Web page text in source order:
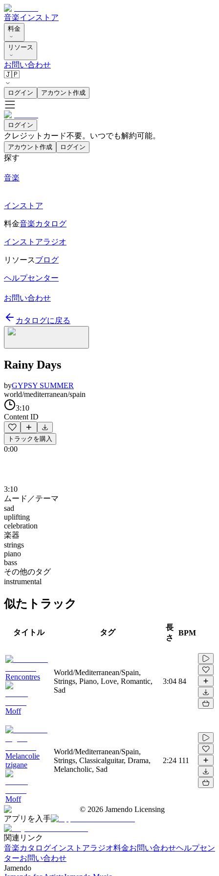
音楽インストア
料金
リソース
お問い合わせ
🇯🇵
ログイン アカウント作成
ログイン
クレジットカード不要。いつでも解約可能。
アカウント作成 ログイン
探す
音楽
インストア
料金音楽カタログ
インストアラジオ
リソースブログ
ヘルプセンター
お問い合わせ
カタログに戻る
Rainy Days
byGYPSY SUMMER
world/mediterranean/spain
3:10
Content ID
トラックを購入
0:00
3:10
ムード／テーマ
sad
uplifting
celebration
楽器
strings
piano
bass
その他のタグ
instrumental
似たトラック
タイトル タグ
長
さ
BPM
Rencontres
Moff
World/Mediterranean/Spain,
Strings, Piano, Love, Romantic,
Sad
3:04 84
Melancolie
tzigane
Moff
World/Mediterranean/Spain,
Strings, Classicalguitar, Drama,
Melancholic, Sad
2:24 111
© 2026 Jamendo Licensing
アプリを入手
関連リンク
音楽カタログインストアラジオ料金お問い合わせヘルプセン
ターお問い合わせ
Jamendo